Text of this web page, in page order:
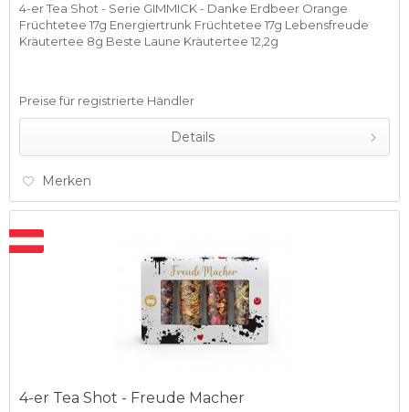
4-er Tea Shot - Serie GIMMICK - Danke Erdbeer Orange
Früchtetee 17g Energiertrunk Früchtetee 17g Lebensfreude
Kräutertee 8g Beste Laune Kräutertee 12,2g
Preise für registrierte Händler
Details
Merken
4-er Tea Shot - Freude Macher